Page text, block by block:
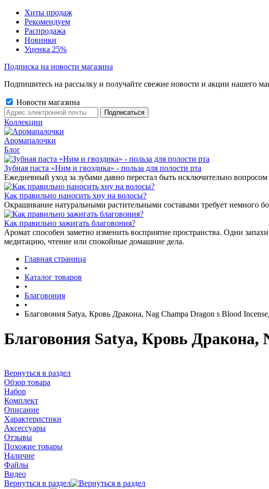
Хиты продаж
Рекомендуем
Распродажа
Новинки
Уценка 25%
Подписка на новости магазина
Подпишитесь на рассылку и получайте свежие новости и акции нашего
Новости магазина
Коллекции
Аромапалочки
Блог
Зубная паста «Ним и гвоздика» - польза для полости рта
Ежедневный уход за зубами давно перестал быть исключительно вопросом
Как правильно наносить хну на волосы?
Окрашивание натуральными растительными составами требует немного
Как правильно зажигать благовония?
Аромат способен заметно изменить восприятие пространства. Одни
медитацию, чтение или спокойные домашние дела.
Главная страница
•
Каталог товаров
•
Благовония
•
Благовония Satya, Кровь Дракона, Nag Champa Dragon s Blood
Благовония Satya, Кровь Дракона,
Вернуться в раздел
Обзор товара
Набор
Комплект
Описание
Характеристики
Аксессуары
Отзывы
Похожие товары
Наличие
Файлы
Видео
Вернуться в раздел